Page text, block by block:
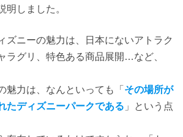
明しました。
ズニーの魅力は、日本にないアトラク
ラグリ、特色ある商品展開…など、
魅力は、なんといっても「 その場所が
たディズニーパークである 」という点